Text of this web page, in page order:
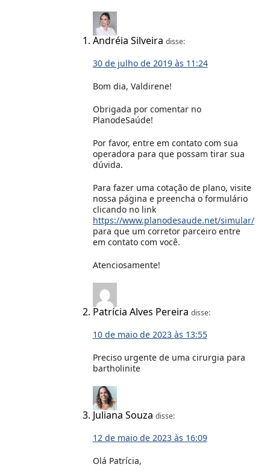
Andréia Silveira disse:
30 de julho de 2019 às 11:24
Bom dia, Valdirene!
Obrigada por comentar no
PlanodeSaúde!
Por favor, entre em contato com sua
operadora para que possam tirar sua
dúvida.
Para fazer uma cotação de plano, visite
nossa página e preencha o formulário
clicando no link
https://www.planodesaude.net/simular/
para que um corretor parceiro entre
em contato com você.
Atenciosamente!
Patrícia Alves Pereira disse:
10 de maio de 2023 às 13:55
Preciso urgente de uma cirurgia para
bartholinite
Juliana Souza disse:
12 de maio de 2023 às 16:09
Olá Patrícia,